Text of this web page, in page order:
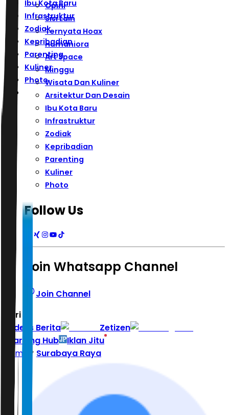
Ibu Kota Baru
Infrastruktur
Zodiak
Kepribadian
Parenting
Kuliner
Photo
Opini
Sisi Lain
Ternyata Hoax
Humaniora
Art Space
Minggu
Wisata Dan Kuliner
Arsitektur Dan Desain
Ibu Kota Baru
Infrastruktur
Zodiak
Kepribadian
Parenting
Kuliner
Photo
Follow Us
Join Whatsapp Channel
Join Channel
Hari ini
Indeks Berita
Zetizen
Learning Hub
Iklan Jitu
Home
Surabaya Raya